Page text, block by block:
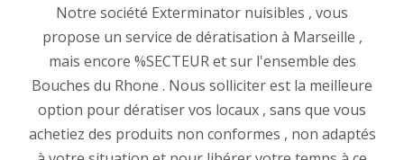
Notre société Exterminator nuisibles , vous
propose un service de dératisation à Marseille ,
mais encore %SECTEUR et sur l'ensemble des
Bouches du Rhone . Nous solliciter est la meilleure
option pour dératiser vos locaux , sans que vous
achetiez des produits non conformes , non adaptés